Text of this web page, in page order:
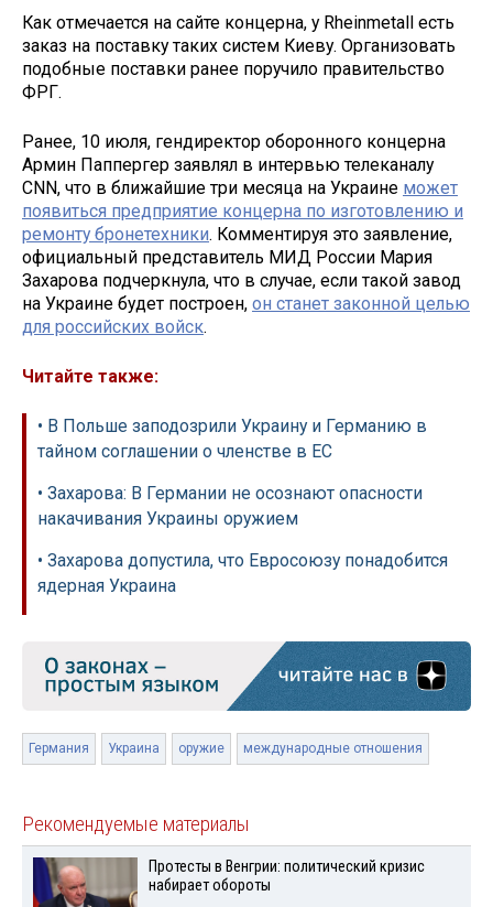
Как отмечается на сайте концерна, у Rheinmetall есть
заказ на поставку таких систем Киеву. Организовать
подобные поставки ранее поручило правительство
ФРГ.
Ранее, 10 июля, гендиректор оборонного концерна
Армин Паппергер заявлял в интервью телеканалу
CNN, что в ближайшие три месяца на Украине может
появиться предприятие концерна по изготовлению и
ремонту бронетехники. Комментируя это заявление,
официальный представитель МИД России Мария
Захарова подчеркнула, что в случае, если такой завод
на Украине будет построен, он станет законной целью
для российских войск.
Читайте также:
• В Польше заподозрили Украину и Германию в
тайном соглашении о членстве в ЕС
• Захарова: В Германии не осознают опасности
накачивания Украины оружием
• Захарова допустила, что Евросоюзу понадобится
ядерная Украина
Германия Украина оружие международные отношения
Рекомендуемые материалы
Протесты в Венгрии: политический кризис
набирает обороты